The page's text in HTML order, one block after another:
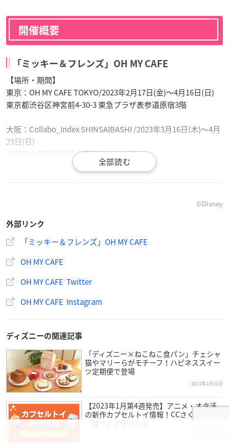
開催概要
「ミッキー＆フレンズ」OH MY CAFE
【場所・期間】
東京：OH MY CAFE TOKYO/2023年2月17日(金)～4月16日(日)
東京都渋谷区神宮前4-30-3 東急プラザ表参道原宿3階
大阪：Collabo_Index SHINSAIBASHI /2023年3月16日(木)～4月
23日(日)
大阪府大阪市中央区心斎橋筋1-6-1 2階
※開催期間は変更になる可能性があります。
©Disney
外部リンク
「ミッキー＆フレンズ」OH MY CAFE
OH MY CAFE
OH MY CAFE Twitter
OH MY CAFE Instagram
ディズニーの関連記事
「ディズニー×ねこねこ食パン」チェシャ
猫やマリーらがモチーフ！ハピネススイー
ツ定期便で登場
2023年1月31日
【2023年1月第4週発売】アニメ・オタ活
の新作カプセルトイ情報！CCさくら・推し